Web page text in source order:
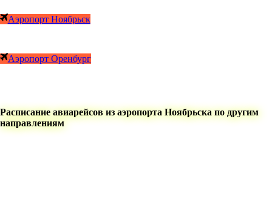
Аэропорт Ноябрьск
Аэропорт Оренбург
Расписание авиарейсов из аэропорта Ноябрьска по другим
направлениям